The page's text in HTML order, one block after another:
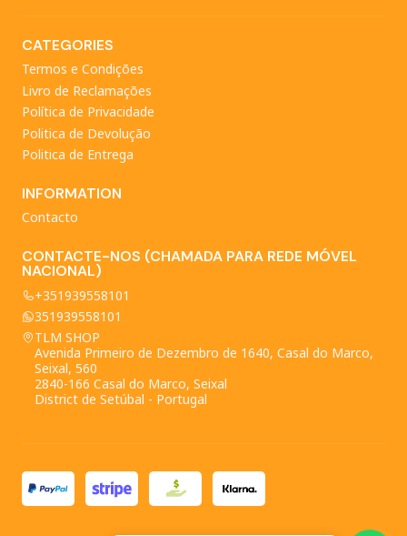
CATEGORIES
Termos e Condições
Livro de Reclamações
Política de Privacidade
Politica de Devolução
Politica de Entrega
INFORMATION
Contacto
CONTACTE-NOS (CHAMADA PARA REDE MÓVEL
NACIONAL)
+351939558101
351939558101
TLM SHOP
Avenida Primeiro de Dezembro de 1640, Casal do Marco,
Seixal, 560
2840-166 Casal do Marco, Seixal
District de Setúbal - Portugal